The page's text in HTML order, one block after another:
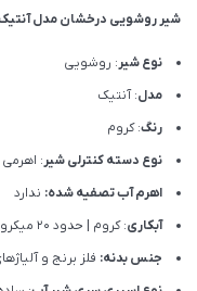
شیر روشویی درخشان مدل
نوع شیر: روشویی
مدل: آنتیک
رنگ: کروم
نوع دسته کنترلی شیر: اهرمی
اهرم آب تصفیه شده: ندارد
آبکاری: کروم | حدود 20 میکرون
جنس بدنه: فلز برنج و